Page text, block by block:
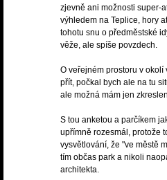
zjevně ani možnosti super-
výhledem na Teplice, hory
tohotu snu o předměstské
věže, ale spíše povzdech.
O veřejném prostoru v
přít, počkal bych ale na tu
ale možná mám jen
S tou anketou a parčíkem
upřímně rozesmál, protože
vysvětlování, že "ve městě
tím občas park a nikoli
architekta.